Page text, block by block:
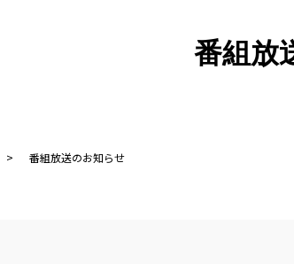
番組放
番組放送のお知らせ